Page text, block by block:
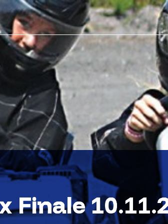
Finale